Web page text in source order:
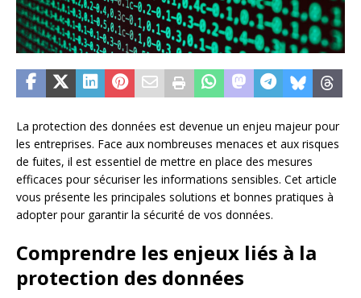
La protection des données est devenue un enjeu majeur pour
les entreprises. Face aux nombreuses menaces et aux risques
de fuites, il est essentiel de mettre en place des mesures
efficaces pour sécuriser les informations sensibles. Cet article
vous présente les principales solutions et bonnes pratiques à
adopter pour garantir la sécurité de vos données.
Comprendre les enjeux liés à la
protection des données